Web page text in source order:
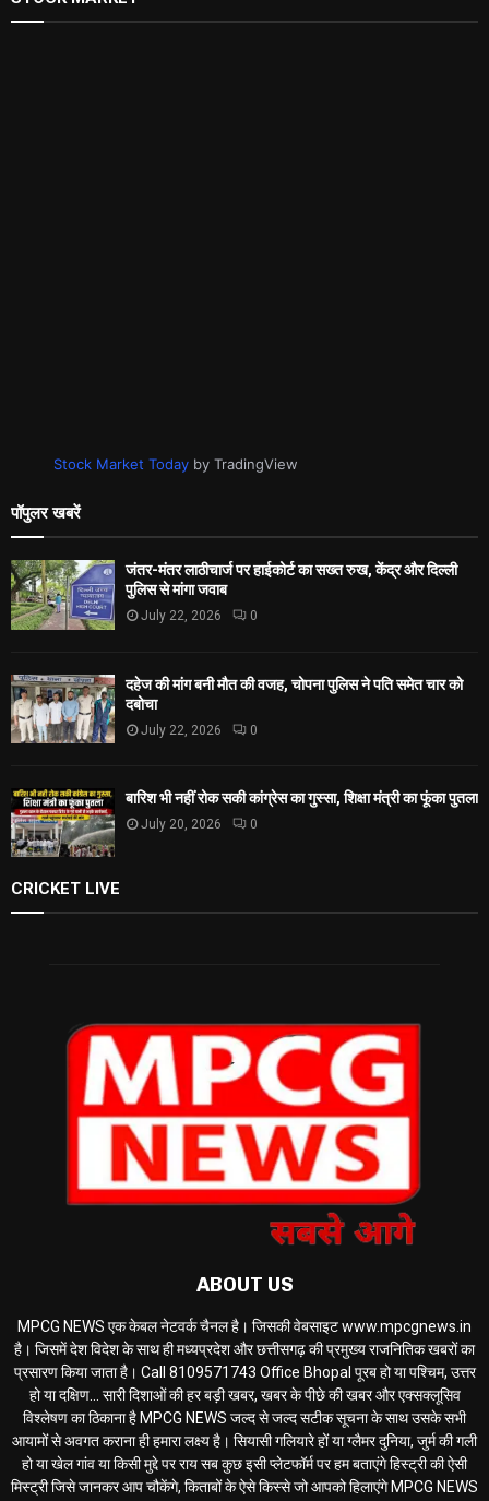
Stock Market Today by TradingView
पॉपुलर खबरें
जंतर-मंतर लाठीचार्ज पर हाईकोर्ट का सख्त रुख, केंद्र और दिल्ली
पुलिस से मांगा जवाब
July 22, 2026 0
दहेज की मांग बनी मौत की वजह, चोपना पुलिस ने पति समेत चार को
दबोचा
July 22, 2026 0
बारिश भी नहीं रोक सकी कांग्रेस का गुस्सा, शिक्षा मंत्री का फूंका पुतला
July 20, 2026 0
CRICKET LIVE
ABOUT US
MPCG NEWS एक केबल नेटवर्क चैनल है। जिसकी वेबसाइट www.mpcgnews.in
है। जिसमें देश विदेश के साथ ही मध्यप्रदेश और छत्तीसगढ़ की प्रमुख्य राजनितिक खबरों का
प्रसारण किया जाता है। Call 8109571743 Office Bhopal पूरब हो या पश्चिम, उत्तर
हो या दक्षिण... सारी दिशाओं की हर बड़ी खबर, खबर के पीछे की खबर और एक्सक्लूसिव
विश्लेषण का ठिकाना है MPCG NEWS जल्द से जल्द सटीक सूचना के साथ उसके सभी
आयामों से अवगत कराना ही हमारा लक्ष्य है। सियासी गलियारे हों या ग्लैमर दुनिया, जुर्म की गली
हो या खेल गांव या किसी मुद्दे पर राय सब कुछ इसी प्लेटफॉर्म पर हम बताएंगे हिस्ट्री की ऐसी
मिस्ट्री जिसे जानकर आप चौकेंगे, किताबों के ऐसे किस्से जो आपको हिलाएंगे MPCG NEWS